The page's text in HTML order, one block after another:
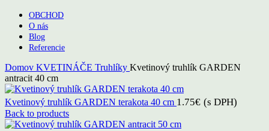
OBCHOD
O nás
Blog
Referencie
Domov KVETINÁČE Truhlíky Kvetinový truhlík GARDEN
antracit 40 cm
Kvetinový truhlík GARDEN terakota 40 cm 1.75€ (s DPH)
Back to products